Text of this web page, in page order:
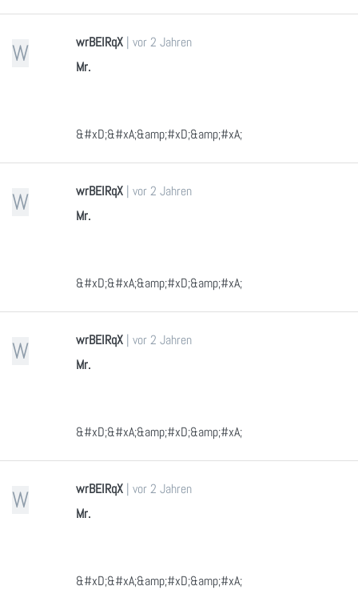
W wrBEIRqX | vor 2 Jahren
Mr.
&#xD;&#xA;&amp;#xD;&amp;#xA;
W wrBEIRqX | vor 2 Jahren
Mr.
&#xD;&#xA;&amp;#xD;&amp;#xA;
W wrBEIRqX | vor 2 Jahren
Mr.
&#xD;&#xA;&amp;#xD;&amp;#xA;
W wrBEIRqX | vor 2 Jahren
Mr.
&#xD;&#xA;&amp;#xD;&amp;#xA;